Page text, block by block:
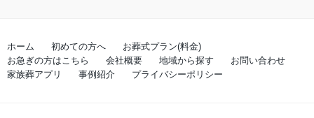
ホーム 初めての方へ
お葬式プラン(料金)
お急ぎの方はこちら
会社概要 地域から探す
お問い合わせ
家族葬アプリ
事例紹介 プライバシーポリシー